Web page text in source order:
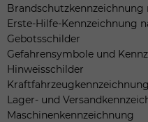
Brandschutzkennzeichnung
Erste-Hilfe-Kennzeichnung
Gebotsschilder
Gefahrensymbole und
Hinweisschilder
Kraftfahrzeugkennzeichnung
Lager- und
Maschinenkennzeichnung